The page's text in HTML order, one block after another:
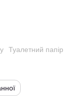
Туалетний папір